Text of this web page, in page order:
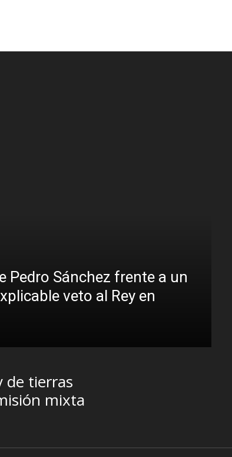
Pedro Sánchez frente a un
veto al Rey en
de tierras
mixta